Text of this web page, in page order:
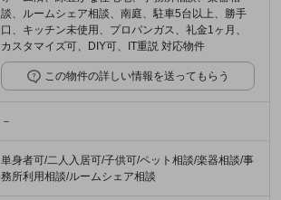
談、ルームシェア相談、南庭、駐車5台以上、勝手
口、キッチン未使用、プロパンガス、礼金1ヶ月、
カスタマイズ可、DIY可、IT重説 対応物件
この物件の詳しい情報を送ってもらう
－
単身者可/二人入居可/子供可/ペット相談/楽器相談/事
務所利用相談/ルームシェア相談